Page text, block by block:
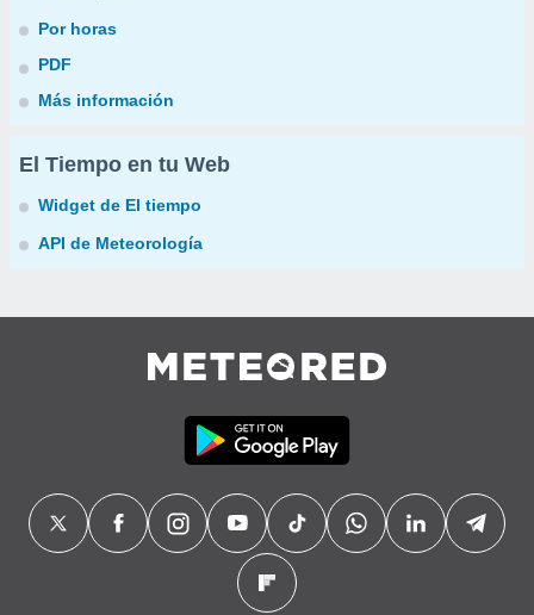
Por horas
PDF
Más información
El Tiempo en tu Web
Widget de El tiempo
API de Meteorología